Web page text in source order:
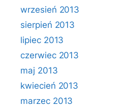
wrzesień 2013
sierpień 2013
lipiec 2013
czerwiec 2013
maj 2013
kwiecień 2013
marzec 2013